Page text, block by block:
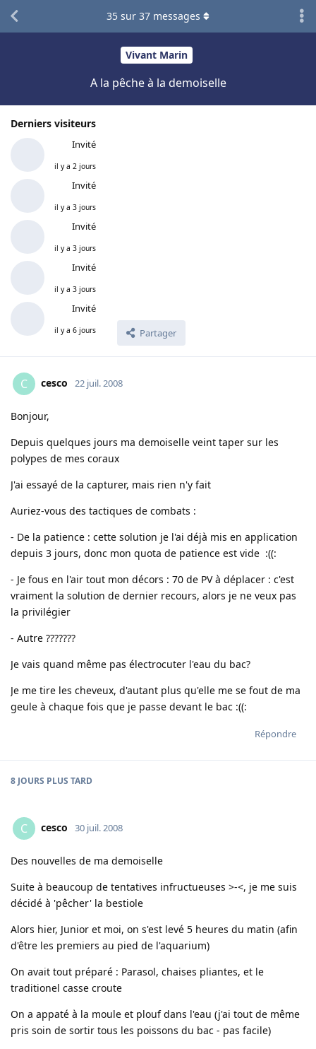
Vivant Marin
A la pêche à la demoiselle
Derniers visiteurs
Invité
il y a 2 jours
Invité
il y a 3 jours
Invité
il y a 3 jours
Invité
il y a 3 jours
Invité
il y a 6 jours Partager
35 sur 37 messages
C cesco 22 juil. 2008
Bonjour,
Depuis quelques jours ma demoiselle veint taper sur les
polypes de mes coraux
J'ai essayé de la capturer, mais rien n'y fait
Auriez-vous des tactiques de combats :
- De la patience : cette solution je l'ai déjà mis en application
depuis 3 jours, donc mon quota de patience est vide :((:
- Je fous en l'air tout mon décors : 70 de PV à déplacer : c'est
vraiment la solution de dernier recours, alors je ne veux pas
la privilégier
- Autre ???????
Je vais quand même pas électrocuter l'eau du bac?
Je me tire les cheveux, d'autant plus qu'elle me se fout de ma
geule à chaque fois que je passe devant le bac :((:
Répondre
8 JOURS PLUS TARD
C cesco 30 juil. 2008
Des nouvelles de ma demoiselle
Suite à beaucoup de tentatives infructueuses >-<, je me suis
décidé à 'pêcher' la bestiole
Alors hier, Junior et moi, on s'est levé 5 heures du matin (afin
d'être les premiers au pied de l'aquarium)
On avait tout préparé : Parasol, chaises pliantes, et le
traditionel casse croute
On a appaté à la moule et plouf dans l'eau (j'ai tout de même
pris soin de sortir tous les poissons du bac - pas facile)